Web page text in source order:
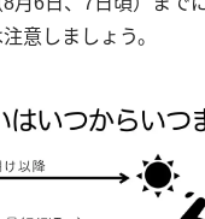
意しましょう。